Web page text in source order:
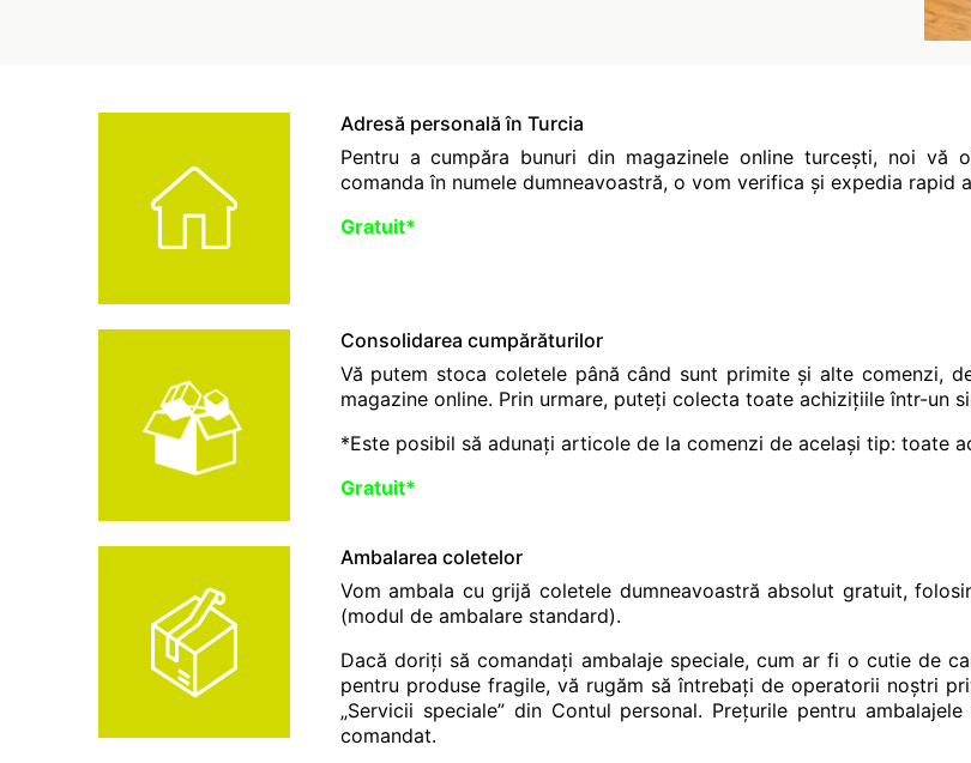
Adresă personală în Turcia
Pentru a cumpăra bunuri din magazinele online turcești, noi vă
comanda în numele dumneavoastră, o vom verifica și expedia rapid
Gratuit*
Consolidarea cumpărăturilor
Vă putem stoca coletele până când sunt primite și alte comenzi,
magazine online. Prin urmare, puteți colecta toate achizițiile într-
*Este posibil să adunați articole de la comenzi de același tip: toate
Gratuit*
Ambalarea coletelor
Vom ambala cu grijă coletele dumneavoastră absolut gratuit,
(modul de ambalare standard).
Dacă doriți să comandați ambalaje speciale, cum ar fi o cutie de
pentru produse fragile, vă rugăm să întrebați de operatorii noștri
„Servicii speciale” din Contul personal. Prețurile pentru
comandat.